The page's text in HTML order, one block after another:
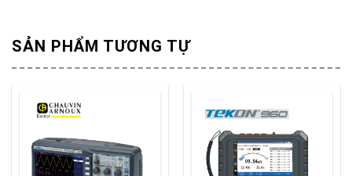
SẢN PHẨM TƯƠNG TỰ